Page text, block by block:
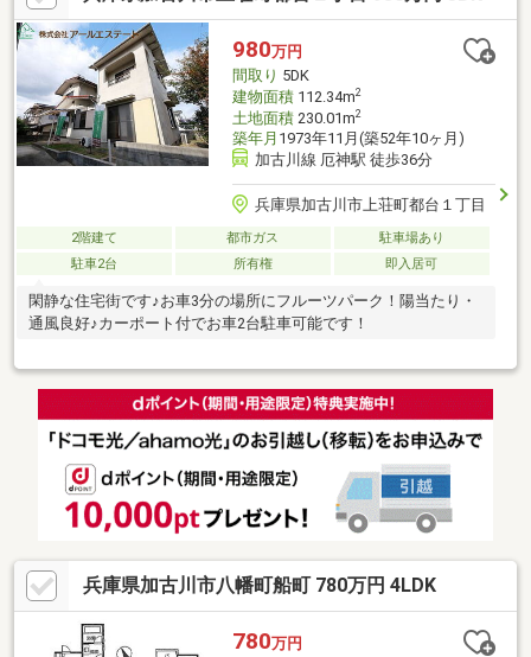
980万円
間取り 5DK
建物面積112.34m2
土地面積230.01m2
築年月 1973年11月(築52年10ヶ月)
加古川線 厄神駅 徒歩36分
兵庫県加古川市上荘町都台１丁目
2階建て 都市ガス
駐車場あり
駐車2台
所有権 即入居可
閑静な住宅街です♪お車3分の場所にフルーツパーク！陽当たり・
通風良好♪カーポート付でお車2台駐車可能です！
兵庫県加古川市八幡町船町 780万円 4LDK
780万円